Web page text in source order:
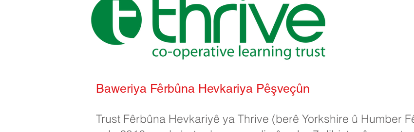
Baweriya Fêrbûna Hevkariya Pêşveçûn
Trust Fêrbûna Hevkariyê ya Thrive (berê Yorkshire û Humber